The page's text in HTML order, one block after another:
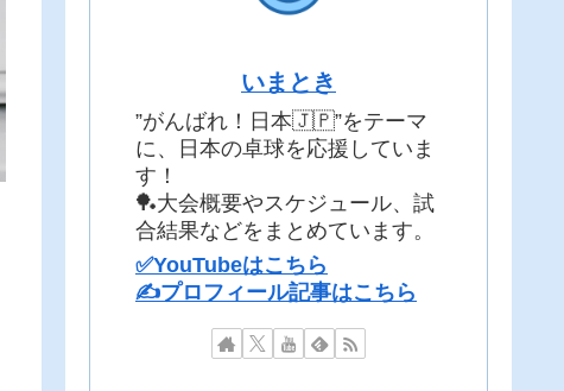
いまとき
”がんばれ！日本🇯🇵”をテーマ
に、日本の卓球を応援していま
す！
🏓大会概要やスケジュール、試
合結果などをまとめています。
✅YouTubeはこちら
✍️プロフィール記事はこちら